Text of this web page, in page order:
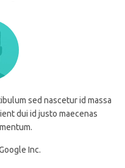
sed nascetur id massa
dui id justo maecenas
Inc.